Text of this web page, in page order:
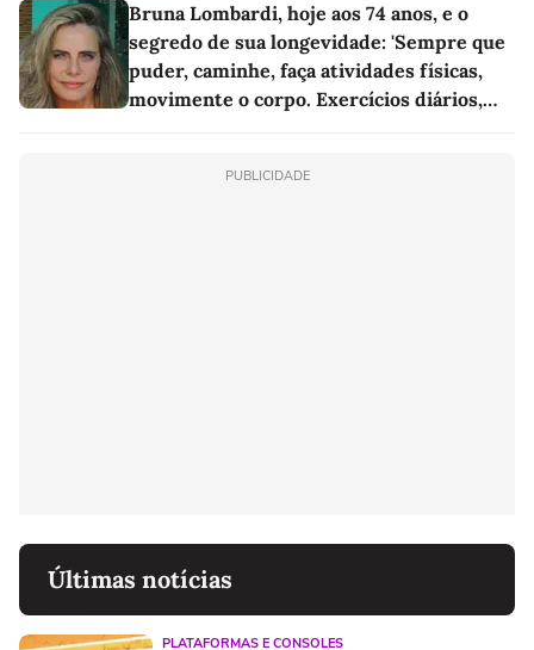
Bruna Lombardi, hoje aos 74 anos, e o
segredo de sua longevidade: 'Sempre que
puder, caminhe, faça atividades físicas,
movimente o corpo. Exercícios diários,
PUBLICIDADE
Últimas notícias
PLATAFORMAS E CONSOLES